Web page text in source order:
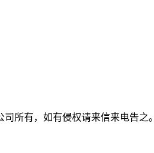
所有，如有侵权请来信来电告之。